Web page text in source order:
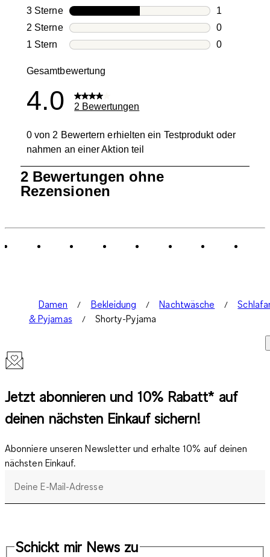
0
3 SterneSterne
1
1
2 SterneSterne
0
0
1 Stern Sterne
0
Gesamtbewertung
4.0 2 Bewertungen
0 von 2 Bewertern erhielten ein Testprodukt oder
nahmen an einer Aktion teil
bis
2
Bewertungen.
2 Bewertungen ohne
Rezensionen
Damen Bekleidung Nachtwäsche
& Pyjamas
Shorty-Pyjama
Jetzt abonnieren und 10% Rabatt* auf
deinen nächsten Einkauf sichern!
Abonniere unseren Newsletter und erhalte 10% auf deinen
nächsten Einkauf.
Deine E-Mail-Adresse
Schickt mir News zu